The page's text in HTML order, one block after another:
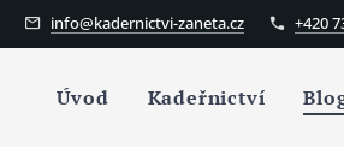
info@kadernictvi-zaneta.cz +420
Úvod Kadeřnictví